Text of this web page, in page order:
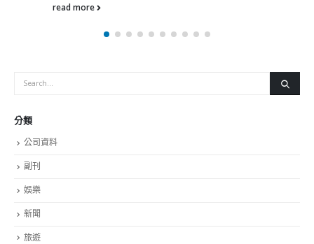
read more
分類
公司資料
副刊
娛樂
新聞
旅遊